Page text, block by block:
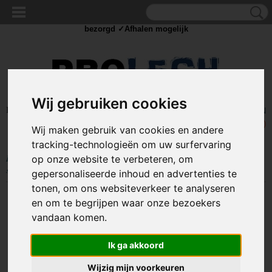
Wij gebruiken cookies
Wij maken gebruik van cookies en andere
tracking-technologieën om uw surfervaring
op onze website te verbeteren, om
gepersonaliseerde inhoud en advertenties te
tonen, om ons websiteverkeer te analyseren
en om te begrijpen waar onze bezoekers
vandaan komen.
Ik ga akkoord
Wijzig mijn voorkeuren
Inloggen Registreren
UW WINKELWAGEN
(0)
Home >STROOM >Schakelaars >Standaard schakelaar
schakelaars>Schakelaar - Zwart - 12V - 35A - 4 polig - Rode LED
bezorgd ✓Afhalen mogelijk